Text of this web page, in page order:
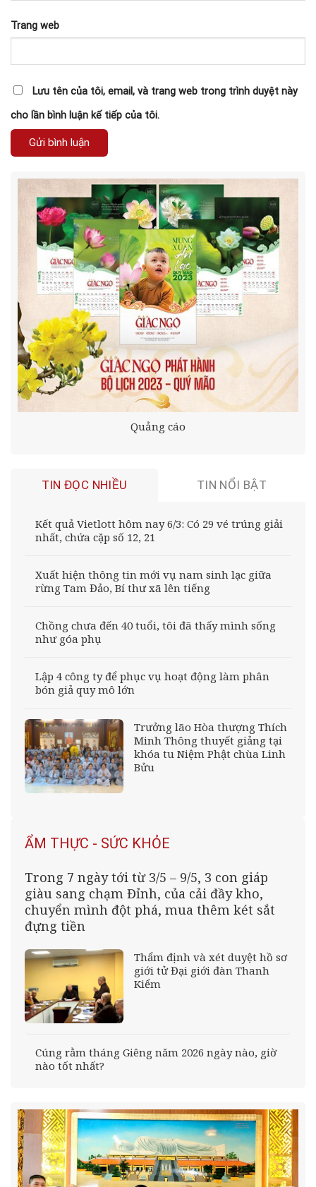
Trang web
Lưu tên của tôi, email, và trang web trong trình duyệt này
cho lần bình luận kế tiếp của tôi.
Quảng cáo
TIN ĐỌC NHIỀU TIN NỔI BẬT
Kết quả Vietlott hôm nay 6/3: Có 29 vé trúng giải
nhất, chứa cặp số 12, 21
Xuất hiện thông tin mới vụ nam sinh lạc giữa
rừng Tam Đảo, Bí thư xã lên tiếng
Chồng chưa đến 40 tuổi, tôi đã thấy mình sống
như góa phụ
Lập 4 công ty để phục vụ hoạt động làm phân
bón giả quy mô lớn
Trưởng lão Hòa thượng Thích
Minh Thông thuyết giảng tại
khóa tu Niệm Phật chùa Linh
Bửu
ẨM THỰC - SỨC KHỎE
Trong 7 ngày tới từ 3/5 – 9/5, 3 con giáp
giàu sang chạm Đỉnh, của cải đầy kho,
chuyển mình đột phá, mua thêm két sắt
đựng tiền
Thẩm định và xét duyệt hồ sơ
giới tử Đại giới đàn Thanh
Kiểm
Cúng rằm tháng Giêng năm 2026 ngày nào, giờ
nào tốt nhất?